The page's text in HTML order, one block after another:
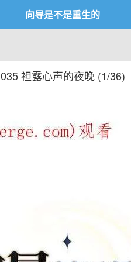
向导是不是重生的
035 袒露心声的夜晚 (1/36)